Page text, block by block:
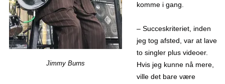
Jimmy Burns
komme i gang.
– Succeskriteriet, inden
jeg tog afsted, var at lave
to singler plus videoer.
Hvis jeg kunne nå mere,
ville det bare være